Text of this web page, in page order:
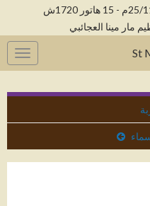
مار مينا العجائبي
St